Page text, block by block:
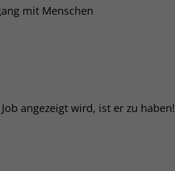
mit Menschen
angezeigt wird, ist er zu haben!
vollständig auf die